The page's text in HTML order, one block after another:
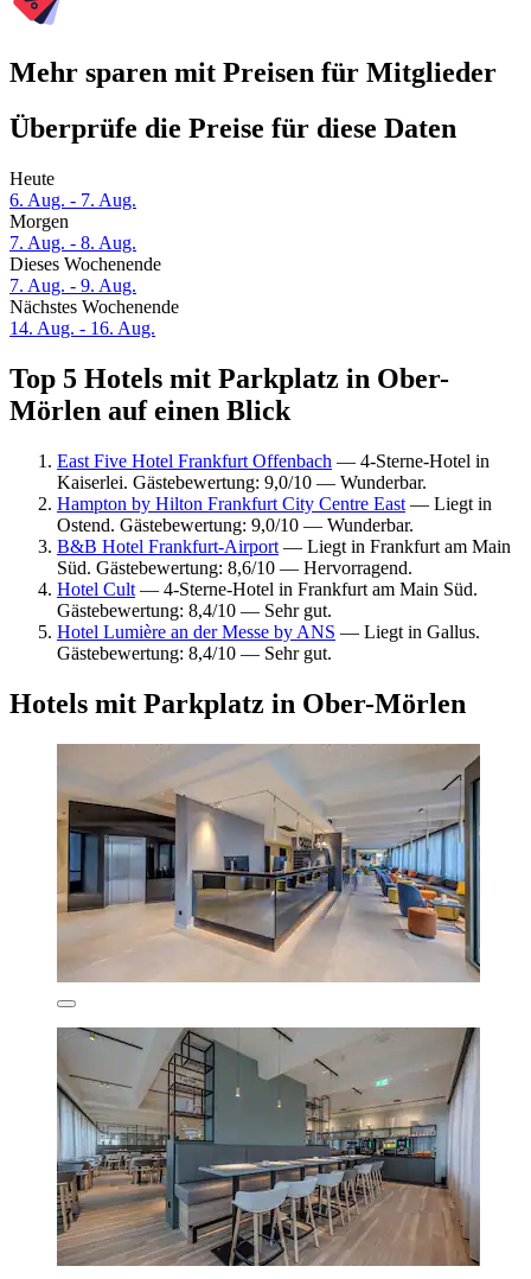
Mehr sparen mit Preisen für Mitglieder
Überprüfe die Preise für diese Daten
Heute
6. Aug. - 7. Aug.
Morgen
7. Aug. - 8. Aug.
Dieses Wochenende
7. Aug. - 9. Aug.
Nächstes Wochenende
14. Aug. - 16. Aug.
Top 5 Hotels mit Parkplatz in Ober-
Mörlen auf einen Blick
East Five Hotel Frankfurt Offenbach — 4-Sterne-Hotel in
Kaiserlei. Gästebewertung: 9,0/10 — Wunderbar.
Hampton by Hilton Frankfurt City Centre East — Liegt in
Ostend. Gästebewertung: 9,0/10 — Wunderbar.
B&B Hotel Frankfurt-Airport — Liegt in Frankfurt am Main
Süd. Gästebewertung: 8,6/10 — Hervorragend.
Hotel Cult — 4-Sterne-Hotel in Frankfurt am Main Süd.
Gästebewertung: 8,4/10 — Sehr gut.
Hotel Lumière an der Messe by ANS — Liegt in Gallus.
Gästebewertung: 8,4/10 — Sehr gut.
Hotels mit Parkplatz in Ober-Mörlen